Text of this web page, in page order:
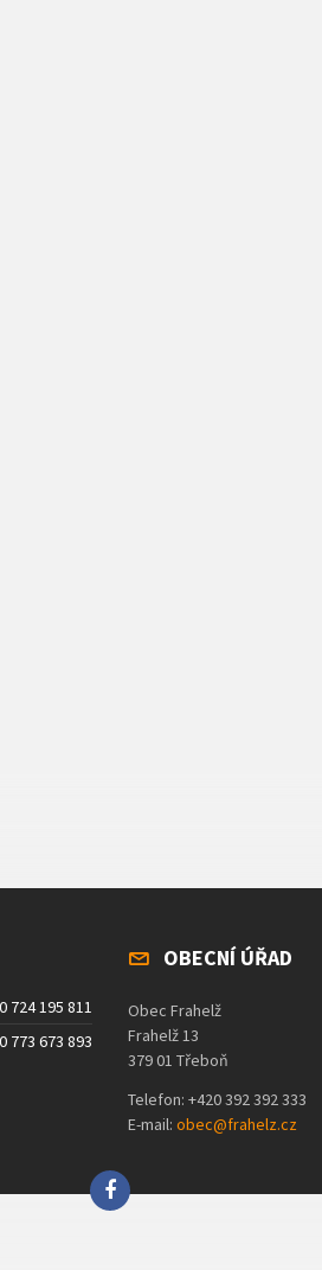
724 195 811
773 673 893
OBECNÍ ÚŘAD
Obec Frahelž
Frahelž 13
379 01 Třeboň
Telefon: +420 392 392 333
E-mail: obec@frahelz.cz